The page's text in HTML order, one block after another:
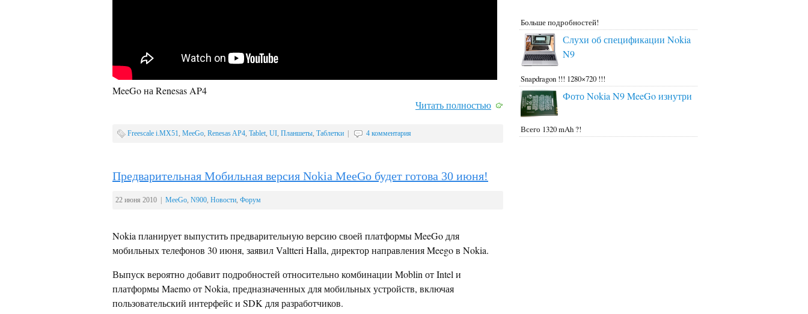
MeeGo на Renesas AP4
Читать полностью
Freescale i.MX51, MeeGo, Renesas AP4, Tablet, UI, Планшеты, Таблетки 4 комментария
Предварительная Мобильная версия Nokia MeeGo будет готова 30 июня!
22 июня 2010 | MeeGo, N900, Новости, Форум
Nokia планирует выпустить предварительную версию своей платформы MeeGo для
мобильных телефонов 30 июня, заявил Valtteri Halla, директор направления Meego в Nokia.
Выпуск вероятно добавит подробностей относительно комбинации Moblin от Intel и
платформы Maemo от Nokia, предназначенных для мобильных устройств, включая
пользовательский интерфейс и SDK для разработчиков.
Больше подробностей!
Слухи об спецификации Nokia
N9
Snapdragon !!! 1280×720 !!!
Фото Nokia N9 MeeGo изнутри
Всего 1320 mAh ?!